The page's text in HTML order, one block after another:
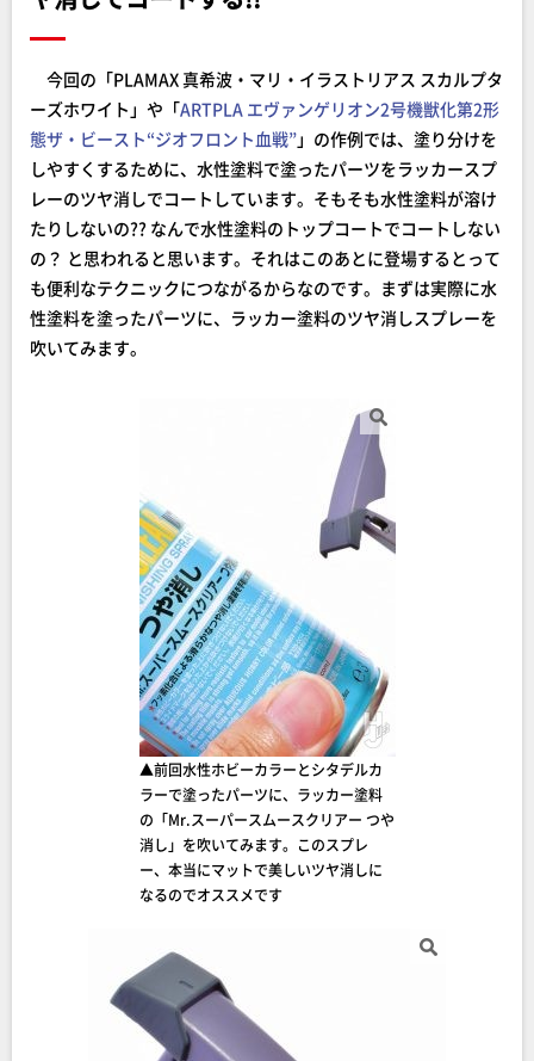
今回の「PLAMAX 真希波・マリ・イラストリアス スカルプタ
ーズホワイト」や「ARTPLA エヴァンゲリオン2号機獣化第2形
態ザ・ビースト“ジオフロント血戦”」の作例では、塗り分けを
しやすくするために、水性塗料で塗ったパーツをラッカースプ
レーのツヤ消しでコートしています。そもそも水性塗料が溶け
たりしないの?? なんで水性塗料のトップコートでコートしない
の？ と思われると思います。それはこのあとに登場するとって
も便利なテクニックにつながるからなのです。まずは実際に水
性塗料を塗ったパーツに、ラッカー塗料のツヤ消しスプレーを
吹いてみます。
▲前回水性ホビーカラーとシタデルカ
ラーで塗ったパーツに、ラッカー塗料
の「Mr.スーパースムースクリアー つや
消し」を吹いてみます。このスプレ
ー、本当にマットで美しいツヤ消しに
なるのでオススメです